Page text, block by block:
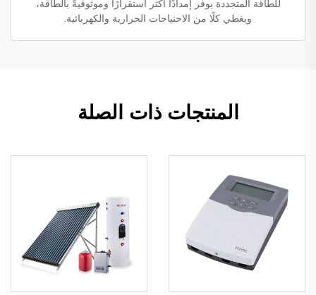
للطاقة المتجددة يوفر إمدادًا أكثر استقرارًا وموثوقيةً بالطاقة،
ويغطي كلًا من الاحتياجات الحرارية والكهربائية.
المنتجات ذات الصلة